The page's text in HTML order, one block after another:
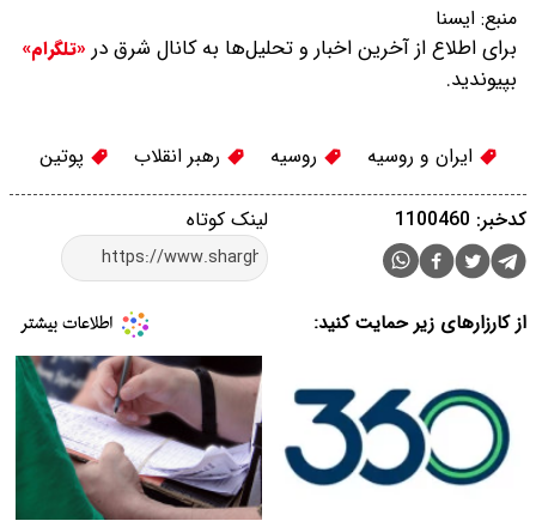
منبع: ایسنا
برای اطلاع از آخرین اخبار و تحلیل‌ها به کانال شرق در «تلگرام»
بپیوندید.
ایران و روسیه روسیه رهبر انقلاب پوتین
لینک کوتاه کدخبر: 1100460
از کارزارهای زیر حمایت کنید: